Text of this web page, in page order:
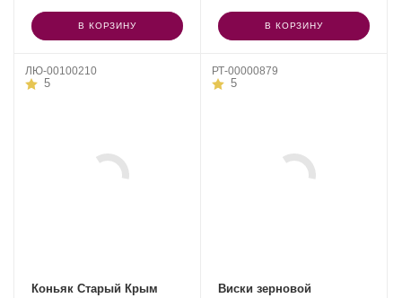
В КОРЗИНУ В КОРЗИНУ
ЛЮ-00100210
5
Коньяк Старый Крым
РТ-00000879
5
Виски зерновой